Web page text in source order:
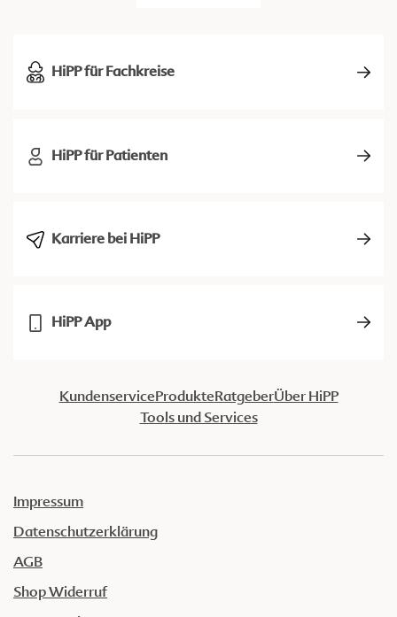
HiPP für Fachkreise
HiPP für Patienten
Karriere bei HiPP
HiPP App
KundenserviceProdukteRatgeberÜber HiPP
Tools und Services
Impressum
Datenschutzerklärung
AGB
Shop Widerruf